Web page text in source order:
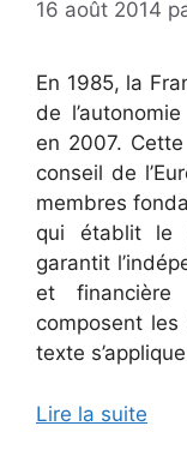
16 août 2014
En 1985, la
de
en 2007.
conseil de
membres
qui établit le
garantit
et financière
composent
texte
Lire la suite